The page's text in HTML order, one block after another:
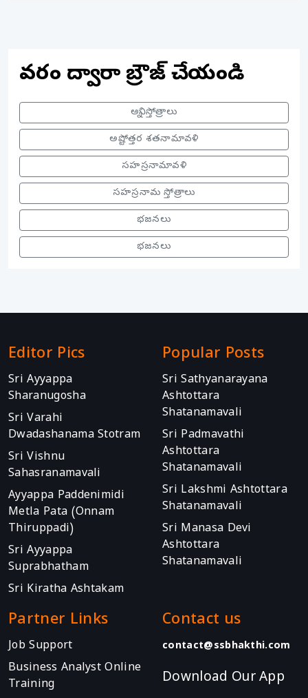
వర్గం ద్వారా బ్రౌజ్ చేయండి
అన్ని స్తోత్రాలు
అష్టోత్తర శతనామావళి
సహస్రనామావళి
సహస్రనామ స్తోత్రాలు
భజనలు
భజనలు
Editor Pics
Sri Ayyappa
Sharanugosha
Sri Varahi
Dwadashanama Stotram
Sri Vishnu
Sahasranamavali
Ayyappa Paddenimidi
Metla Pata (Onnam
Thiruppadi)
Sri Ayyappa
Suprabhatham
Sri Kiratha Ashtakam
Popular Posts
Sri Sathyanarayana
Ashtottara
Shatanamavali
Sri Padmavathi
Ashtottara
Shatanamavali
Sri Lakshmi Ashtottara
Shatanamavali
Sri Manasa Devi
Ashtottara
Shatanamavali
Partner Links
Job Support
Business Analyst Online
Training
Contact us
contact@ssbhakthi.com
Download Our App